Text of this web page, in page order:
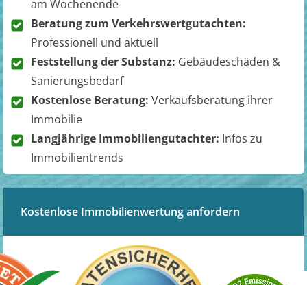
am Wochenende
Beratung zum Verkehrswertgutachten:
Professionell und aktuell
Feststellung der Substanz: Gebäudeschäden &
Sanierungsbedarf
Kostenlose Beratung: Verkaufsberatung ihrer
Immobilie
Langjährige Immobiliengutachter: Infos zu
Immobilientrends
Kostenlose Immobilienwertung anfordern